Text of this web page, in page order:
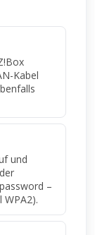
Kabel
und
–